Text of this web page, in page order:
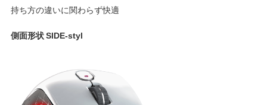
持ち方の違いに関わらず快適
側面形状 SIDE-styl